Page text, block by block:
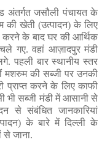
अंतर्गत जसौली पंचायत के
की खेती (उत्पादन) के लिए
करने के बाद घर की आर्थिक
गए. वहां आज़ादपुर मंडी
पहली बार स्थानीय स्तर
मशरुम की सब्जी पर उनकी
प्राप्त करने के लिए काफी
भी सब्जी मंडी में आसानी से
से संबंधित जानकारियां
के बारे में दिल्ली के
से जाना.